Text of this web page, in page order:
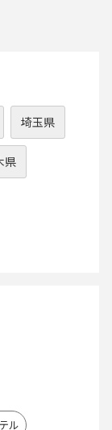
埼玉県
県
ル